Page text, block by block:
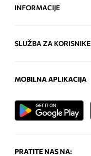
INFORMACIJE
SLUŽBA ZA KORISNIKE
MOBILNA APLIKACIJA
PRATITE NAS NA: